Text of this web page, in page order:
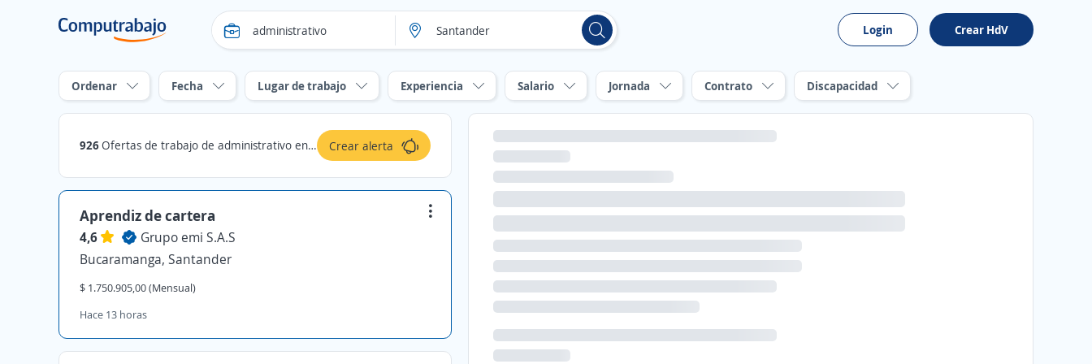
Login Crear HdV
Ordenar Fecha Lugar de trabajo Experiencia Salario Jornada Contrato Discapacidad
926Ofertas de trabajo de administrativo en Santander Crear alerta
Aprendiz de cartera
4,6
Grupo emi S.A.S
Bucaramanga, Santander
$ 1.750.905,00 (Mensual)
Hace 13 horas